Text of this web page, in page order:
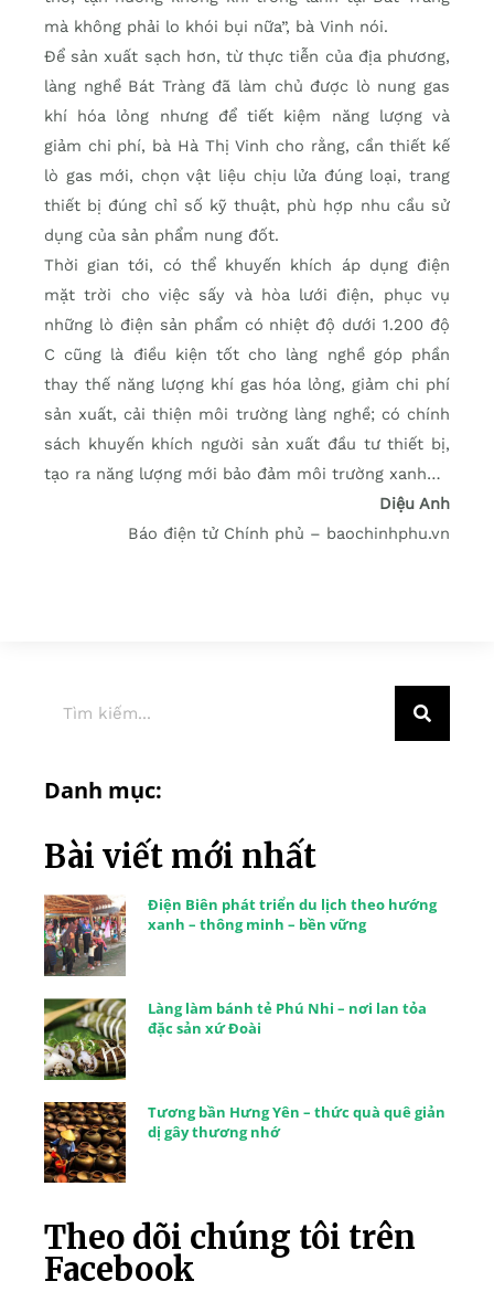
mà không phải lo khói bụi nữa”, bà Vinh nói.
Để sản xuất sạch hơn, từ thực tiễn của địa phương,
làng nghề Bát Tràng đã làm chủ được lò nung gas
khí hóa lỏng nhưng để tiết kiệm năng lượng và
giảm chi phí, bà Hà Thị Vinh cho rằng, cần thiết kế
lò gas mới, chọn vật liệu chịu lửa đúng loại, trang
thiết bị đúng chỉ số kỹ thuật, phù hợp nhu cầu sử
dụng của sản phẩm nung đốt.
Thời gian tới, có thể khuyến khích áp dụng điện
mặt trời cho việc sấy và hòa lưới điện, phục vụ
những lò điện sản phẩm có nhiệt độ dưới 1.200 độ
C cũng là điều kiện tốt cho làng nghề góp phần
thay thế năng lượng khí gas hóa lỏng, giảm chi phí
sản xuất, cải thiện môi trường làng nghề; có chính
sách khuyến khích người sản xuất đầu tư thiết bị,
tạo ra năng lượng mới bảo đảm môi trường xanh…
Diệu Anh
Báo điện tử Chính phủ – baochinhphu.vn
Danh mục:
Bài viết mới nhất
Điện Biên phát triển du lịch theo hướng
xanh – thông minh – bền vững
Làng làm bánh tẻ Phú Nhi – nơi lan tỏa
đặc sản xứ Đoài
Tương bần Hưng Yên – thức quà quê giản
dị gây thương nhớ
Theo dõi chúng tôi trên
Facebook